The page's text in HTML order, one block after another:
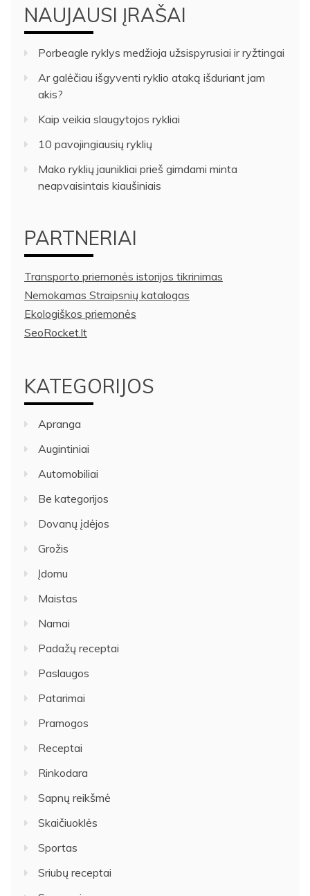
NAUJAUSI ĮRAŠAI
Porbeagle ryklys medžioja užsispyrusiai ir ryžtingai
Ar galėčiau išgyventi ryklio ataką išduriant jam
akis?
Kaip veikia slaugytojos rykliai
10 pavojingiausių ryklių
Mako ryklių jaunikliai prieš gimdami minta
neapvaisintais kiaušiniais
PARTNERIAI
Transporto priemonės istorijos tikrinimas
Nemokamas Straipsnių katalogas
Ekologiškos priemonės
SeoRocket.lt
KATEGORIJOS
Apranga
Augintiniai
Automobiliai
Be kategorijos
Dovanų įdėjos
Grožis
Įdomu
Maistas
Namai
Padažų receptai
Paslaugos
Patarimai
Pramogos
Receptai
Rinkodara
Sapnų reikšmė
Skaičiuoklės
Sportas
Sriubų receptai